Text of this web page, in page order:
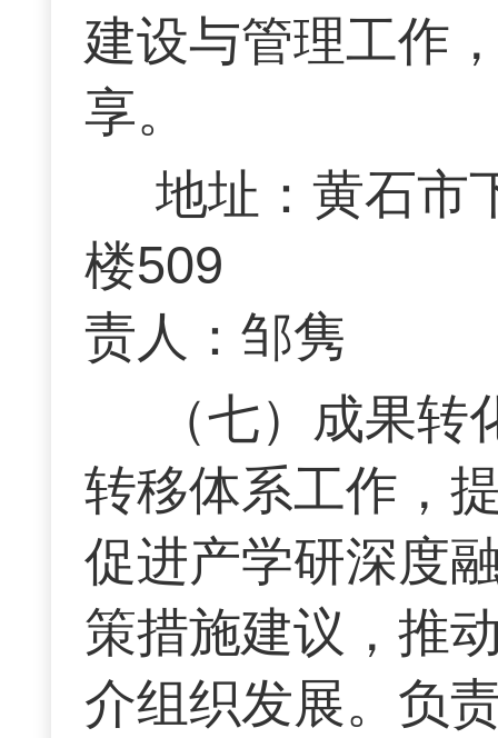
建设与管理工作
享。
地址：黄石市
楼509 联
责人：邹隽
（七）成果
转移体系工作，
促进产学研深度
策措施建议，推
介组织发展。负